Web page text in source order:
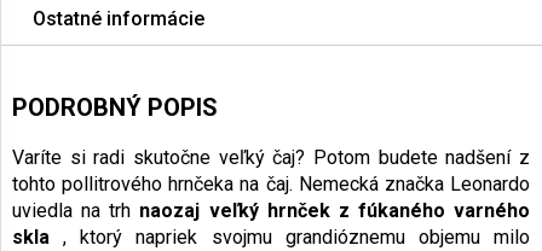
Ostatné informácie
PODROBNÝ POPIS
Varíte si radi skutočne veľký čaj? Potom budete nadšení z
tohto pollitrového hrnčeka na čaj. Nemecká značka Leonardo
uviedla na trh naozaj veľký hrnček z fúkaného varného
skla , ktorý napriek svojmu grandióznemu objemu milo